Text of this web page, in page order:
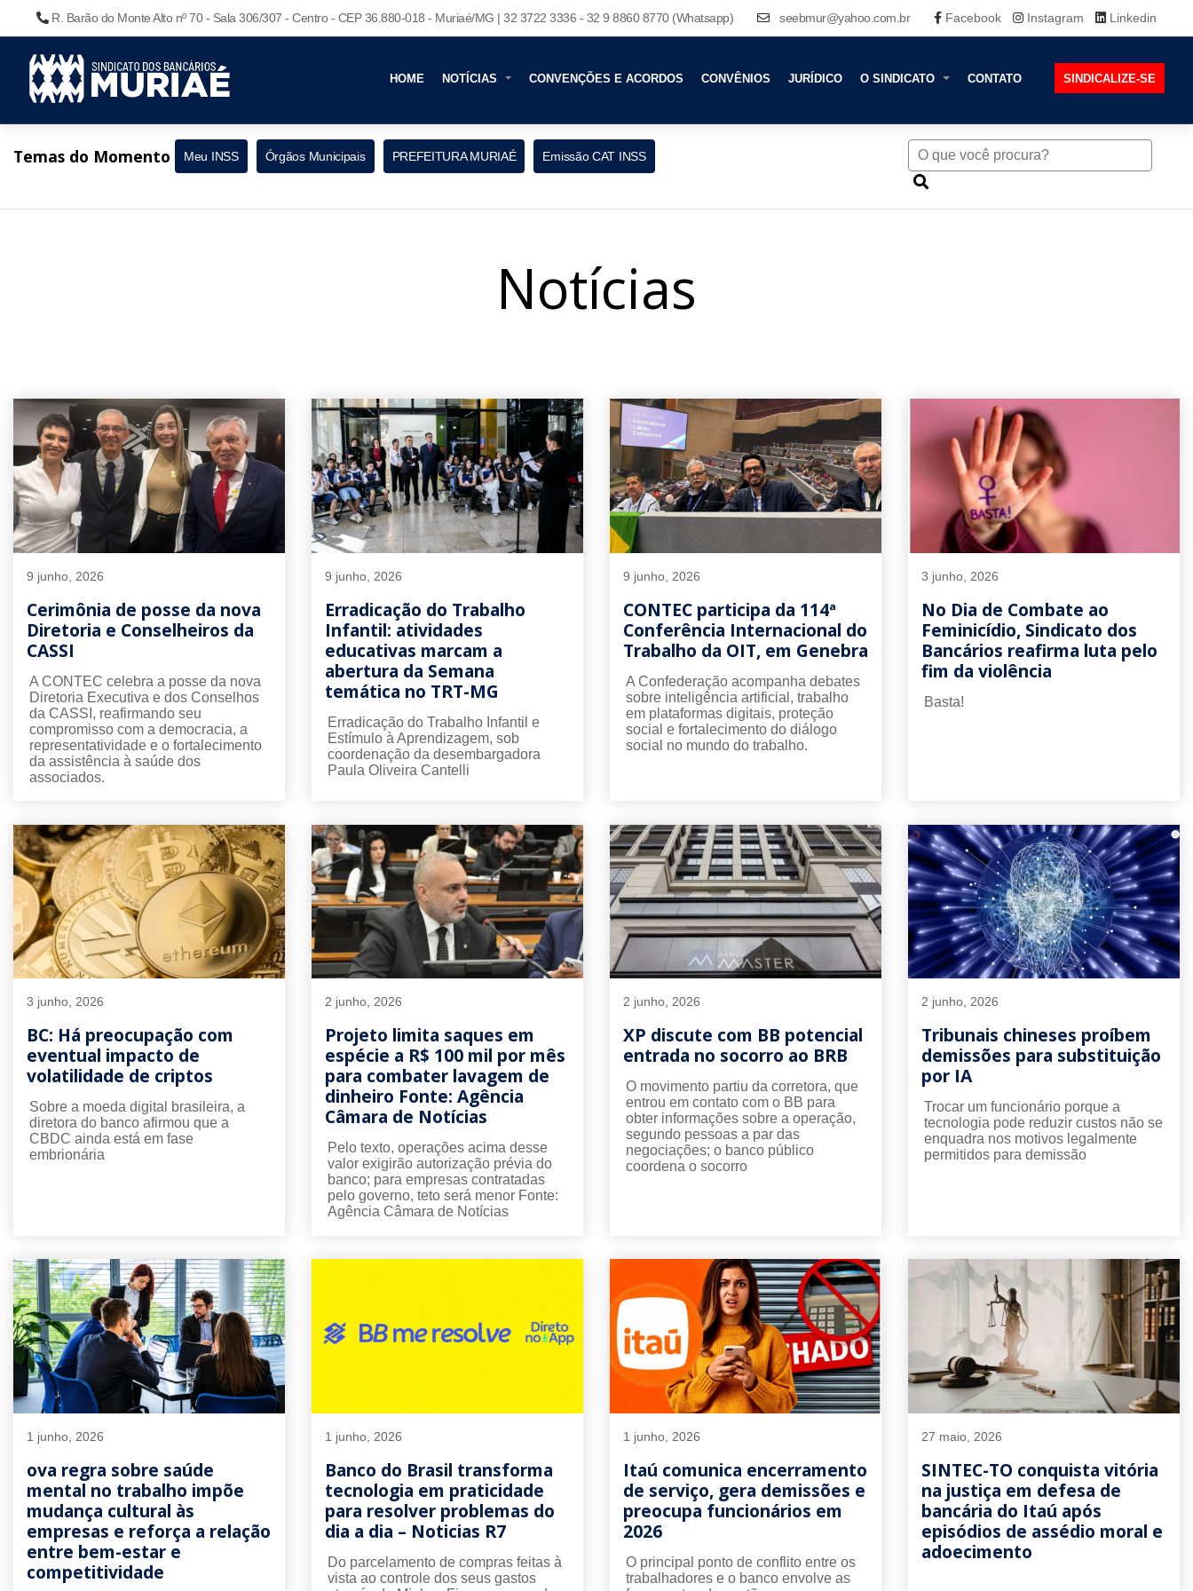
R. Barão do Monte Alto nº 70 - Sala 306/307 - Centro - CEP 36.880-018 - Muriaé/MG | 32 3722 3336 - 32 9 8860 8770 (Whatsapp) seebmur@yahoo.com.br Facebook Instagram Linkedin
HOME NOTÍCIAS CONVENÇÕES E ACORDOS CONVÊNIOS JURÍDICO O SINDICATO CONTATO SINDICALIZE-SE
Temas do Momento Meu INSS Órgãos Municipais PREFEITURA MURIAÉ Emissão CAT INSS
Notícias
9 junho, 2026
Cerimônia de posse da nova
Diretoria e Conselheiros da
CASSI
A CONTEC celebra a posse da nova
Diretoria Executiva e dos Conselhos
da CASSI, reafirmando seu
compromisso com a democracia, a
representatividade e o fortalecimento
da assistência à saúde dos
associados.
9 junho, 2026
Erradicação do Trabalho
Infantil: atividades
educativas marcam a
abertura da Semana
temática no TRT-MG
Erradicação do Trabalho Infantil e
Estímulo à Aprendizagem, sob
coordenação da desembargadora
Paula Oliveira Cantelli
9 junho, 2026
CONTEC participa da 114ª
Conferência Internacional do
Trabalho da OIT, em Genebra
A Confederação acompanha debates
sobre inteligência artificial, trabalho
em plataformas digitais, proteção
social e fortalecimento do diálogo
social no mundo do trabalho.
3 junho, 2026
No Dia de Combate ao
Feminicídio, Sindicato dos
Bancários reafirma luta pelo
fim da violência
Basta!
3 junho, 2026
BC: Há preocupação com
eventual impacto de
volatilidade de criptos
Sobre a moeda digital brasileira, a
diretora do banco afirmou que a
CBDC ainda está em fase
embrionária
2 junho, 2026
Projeto limita saques em
espécie a R$ 100 mil por mês
para combater lavagem de
dinheiro Fonte: Agência
Câmara de Notícias
Pelo texto, operações acima desse
valor exigirão autorização prévia do
banco; para empresas contratadas
pelo governo, teto será menor Fonte:
Agência Câmara de Notícias
2 junho, 2026
XP discute com BB potencial
entrada no socorro ao BRB
O movimento partiu da corretora, que
entrou em contato com o BB para
obter informações sobre a operação,
segundo pessoas a par das
negociações; o banco público
coordena o socorro
2 junho, 2026
Tribunais chineses proíbem
demissões para substituição
por IA
Trocar um funcionário porque a
tecnologia pode reduzir custos não se
enquadra nos motivos legalmente
permitidos para demissão
1 junho, 2026
ova regra sobre saúde
mental no trabalho impõe
mudança cultural às
empresas e reforça a relação
entre bem-estar e
competitividade
1 junho, 2026
Banco do Brasil transforma
tecnologia em praticidade
para resolver problemas do
dia a dia – Noticias R7
Do parcelamento de compras feitas à
vista ao controle dos seus gastos
1 junho, 2026
Itaú comunica encerramento
de serviço, gera demissões e
preocupa funcionários em
2026
O principal ponto de conflito entre os
trabalhadores e o banco envolve as
27 maio, 2026
SINTEC-TO conquista vitória
na justiça em defesa de
bancária do Itaú após
episódios de assédio moral e
adoecimento